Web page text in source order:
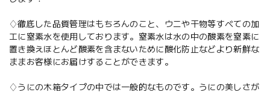
♢徹底した品質管理はもちろんのこと、ウニや干物等すべての加
工に窒素水を使用しております。窒素水は水の中の酸素を窒素に
置き換えほとんど酸素を含まないために酸化防止などより新鮮な
ままお客様にお届けすることができます。
♢うにの木箱タイプの中では一般的なものです。うにの美しさが